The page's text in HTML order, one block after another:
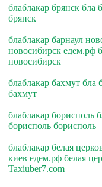
блаблакар брянск бла
брянск
блаблакар барнаул
новосибирск едем.рф
новосибирск
блаблакар бахмут бла
бахмут
блаблакар борисполь
борисполь борисполь
блаблакар белая
киев едем.рф белая
Taxiuber7.com